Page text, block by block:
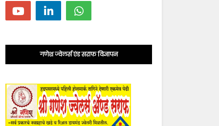
गणेश ज्वेलर्स एंड सराफ विज्ञापन